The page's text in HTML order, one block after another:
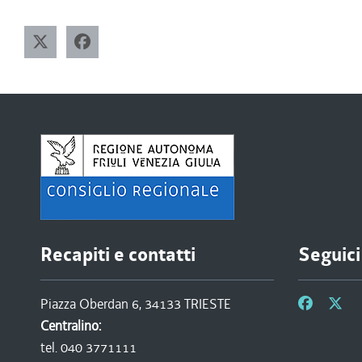
Recapiti e contatti
Piazza Oberdan 6, 34133 TRIESTE
Centralino:
tel. 040 3771111